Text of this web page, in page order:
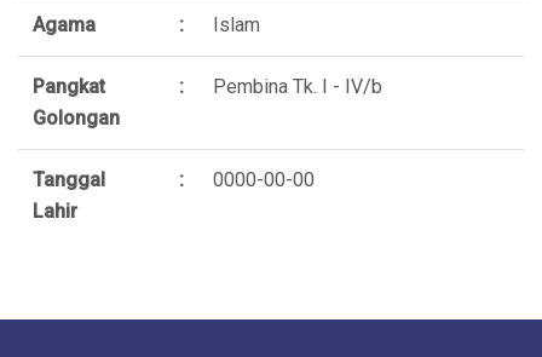
Agama : Islam
Pangkat
Golongan
: Pembina Tk. I - IV/b
Tanggal
Lahir
: 0000-00-00